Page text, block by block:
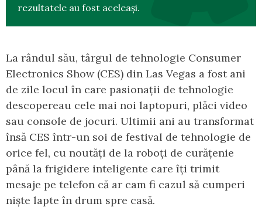
rezultatele au fost aceleași.
La rândul său, târgul de tehnologie Consumer
Electronics Show (CES) din Las Vegas a fost ani
de zile locul în care pasionații de tehnologie
descopereau cele mai noi laptopuri, plăci video
sau console de jocuri. Ultimii ani au transformat
însă CES într-un soi de festival de tehnologie de
orice fel, cu noutăți de la roboți de curățenie
până la frigidere inteligente care îți trimit
mesaje pe telefon că ar cam fi cazul să cumperi
niște lapte în drum spre casă.